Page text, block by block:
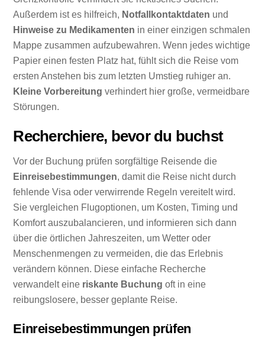
Außerdem ist es hilfreich, Notfallkontaktdaten und
Hinweise zu Medikamenten in einer einzigen schmalen
Mappe zusammen aufzubewahren. Wenn jedes wichtige
Papier einen festen Platz hat, fühlt sich die Reise vom
ersten Anstehen bis zum letzten Umstieg ruhiger an.
Kleine Vorbereitung verhindert hier große, vermeidbare
Störungen.
Recherchiere, bevor du buchst
Vor der Buchung prüfen sorgfältige Reisende die
Einreisebestimmungen, damit die Reise nicht durch
fehlende Visa oder verwirrende Regeln vereitelt wird.
Sie vergleichen Flugoptionen, um Kosten, Timing und
Komfort auszubalancieren, und informieren sich dann
über die örtlichen Jahreszeiten, um Wetter oder
Menschenmengen zu vermeiden, die das Erlebnis
verändern können. Diese einfache Recherche
verwandelt eine riskante Buchung oft in eine
reibungslosere, besser geplante Reise.
Einreisebestimmungen prüfen